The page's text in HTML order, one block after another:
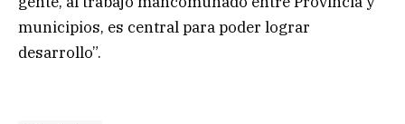
municipios, es central para poder lograr
desarrollo”.